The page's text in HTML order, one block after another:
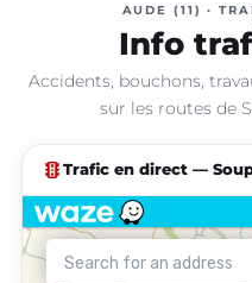
AUDE (11) ·
Info
Accidents, bouchons,
sur les routes de
traffic Trafic en direct —